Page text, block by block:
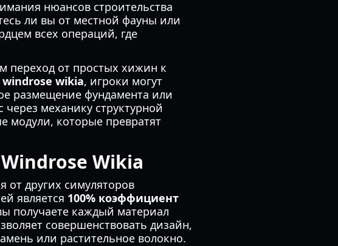
нюансов строительства
ли вы от местной фауны или
всех операций, где
переход от простых хижин к
windrose wikia, игроки могут
размещение фундамента или
механику структурной
модули, которые превратят
Wikia
от других симуляторов
является 100% коэффициент
получаете каждый материал
совершенствовать дизайн,
или растительное волокно.